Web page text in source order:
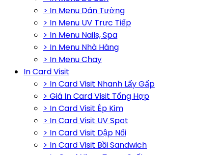
> In Menu Dán Tường
> In Menu UV Trực Tiếp
> In Menu Nails, Spa
> In Menu Nhà Hàng
> In Menu Chay
In Card Visit
> In Card Visit Nhanh Lấy Gấp
> Giá In Card Visit Tổng Hợp
> In Card Visit Ép Kim
> In Card Visit UV Spot
> In Card Visit Dập Nổi
> In Card Visit Bồi Sandwich